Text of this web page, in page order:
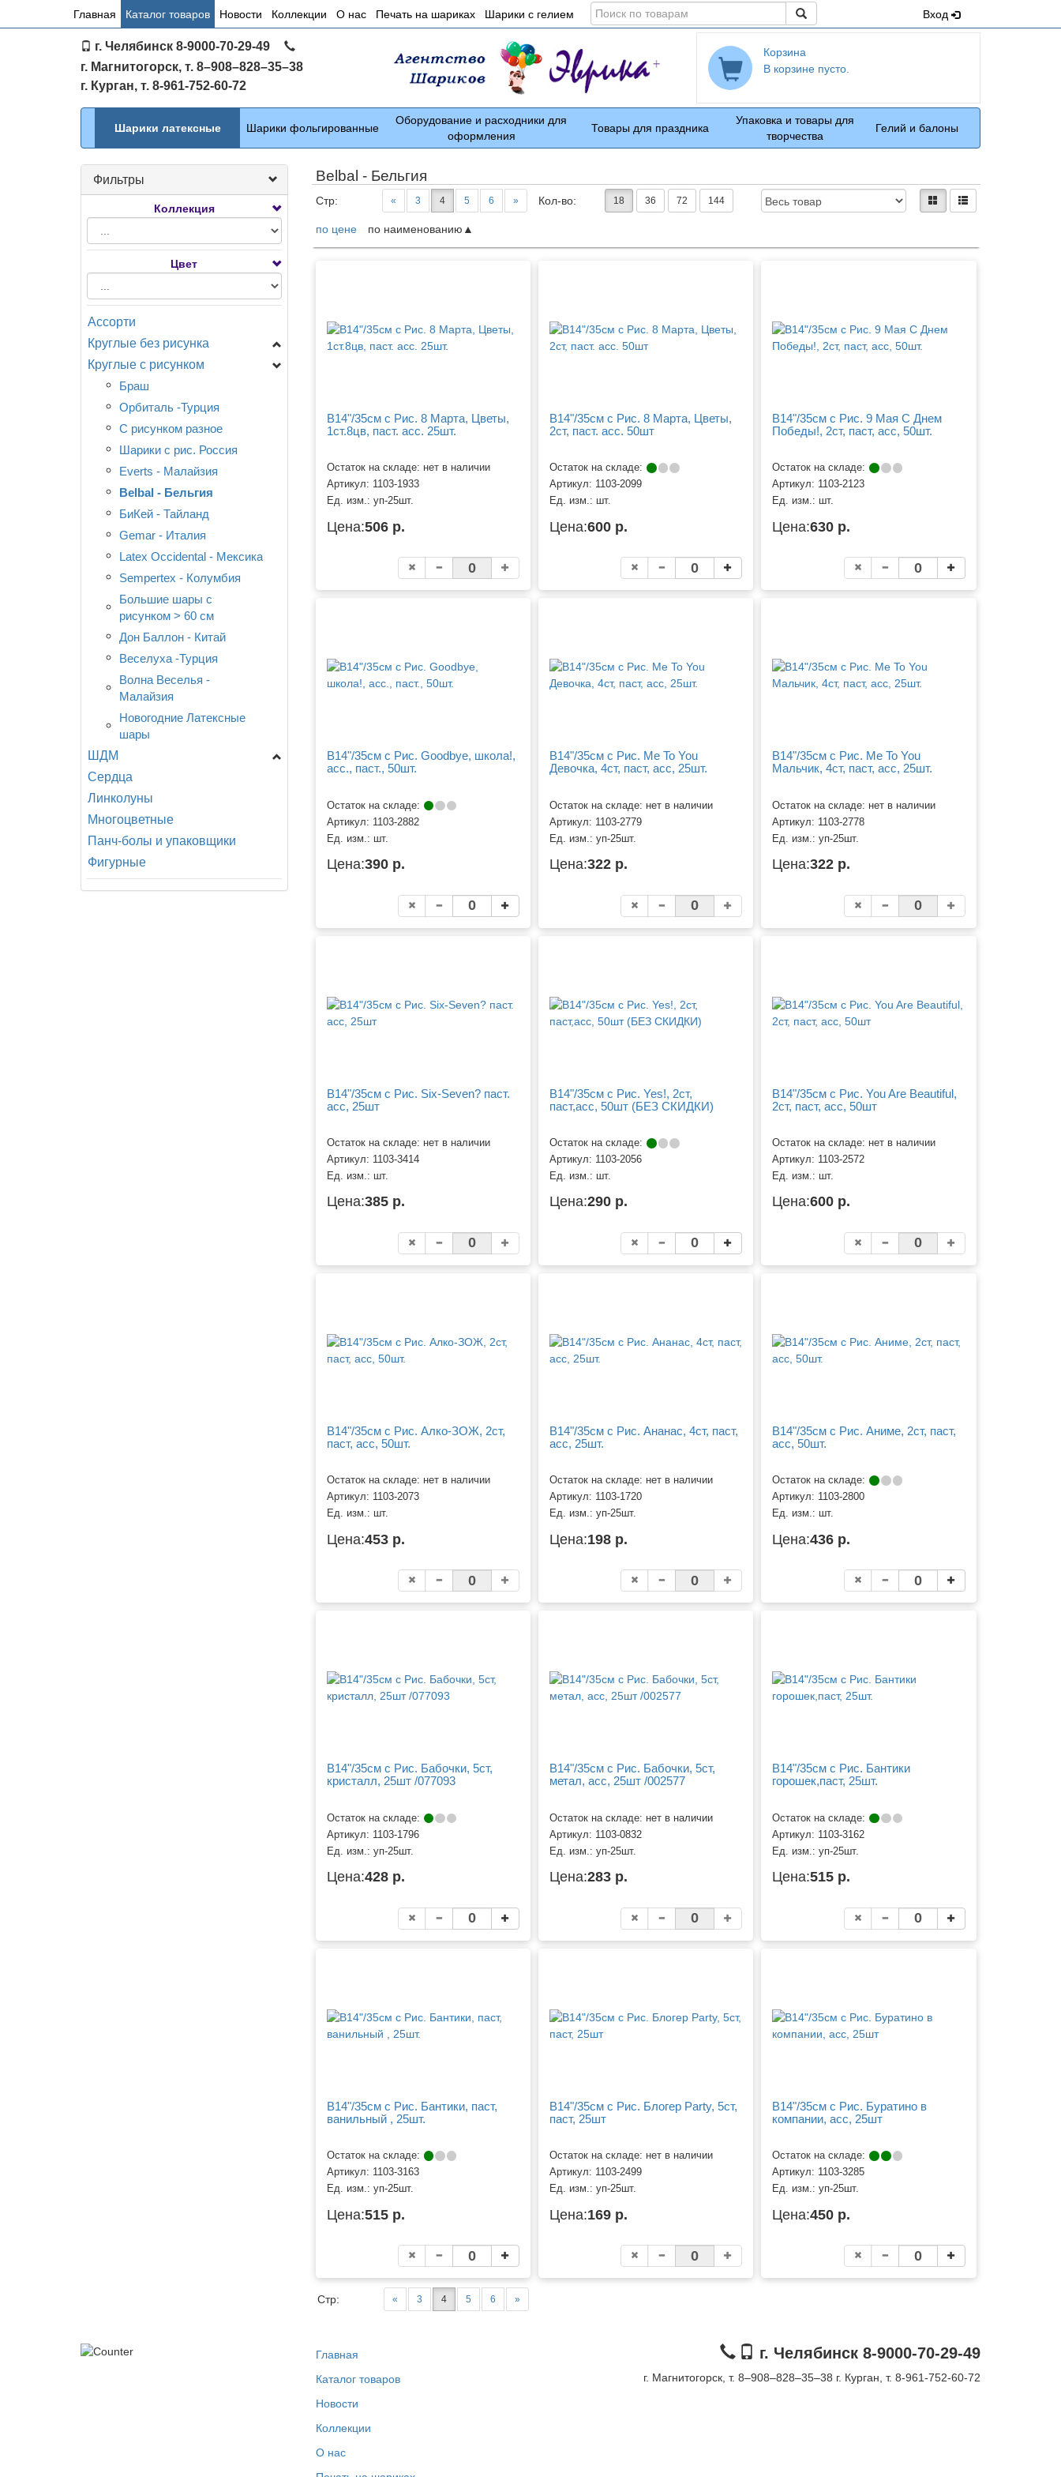
Основное
Главная Каталог товаров Новости Коллекции О нас Печать на шариках Шарики с гелием
Поиск
товарам
Вход
г. Челябинск 8-9000-70-29-49
г. Магнитогорск, т. 8–908–828–35–38
г. Курган, т. 8-961-752-60-72
Корзина
В корзине пусто.
Каталог
Шарики латексные Шарики фольгированные
Оборудование и расходники для
оформления
Товары для праздника
Упаковка и товары для
творчества
Гелий и балоны
Фильтры
Коллекция
Цвет
Ассорти
Круглые без рисунка
05 дюймов (13 см)
09-10 дюймов (23-25 см)
11-12 дюймов (28-30 см)
14 дюймов (35 см)
15-18 дюймов (38-46 см)
Большие шары > 60 см
Хром
Круглые с рисунком
Браш
Орбиталь -Турция
С рисунком разное
Шарики с рис. Россия
Everts - Малайзия
Belbal - Бельгия
БиКей - Тайланд
Gemar - Италия
Latex Occidental - Мексика
Sempertex - Колумбия
Большие шары с
рисунком > 60 см
Дон Баллон - Китай
Веселуха -Турция
Волна Веселья -
Малайзия
Новогодние Латексные
шары
ШДМ
ШДМ Aссорти и С
Рисунком, 160-660
ШДМ M - Латекс
Другие производители,
Сердца
Линколуны
Многоцветные
Панч-болы и упаковщики
Фигурные
Belbal - Бельгия
Стр: « 3 4 5 6 » Кол-во: 18 36 72 144
Доступность: Вид:плиткамирядами
по цене по наименованию
B14"/35см с Рис. 8 Марта, Цветы,
1ст.8цв, паст. асс. 25шт.
Остаток на складе: нет в наличии
Артикул: 1103-1933
Ед. изм.: уп-25шт.
Цена:506 р.
B14"/35см с Рис. 8 Марта, Цветы,
2ст, паст. асс. 50шт
Остаток на складе:
Артикул: 1103-2099
Ед. изм.: шт.
Цена:600 р.
B14"/35см с Рис. 9 Мая С Днем
Победы!, 2ст, паст, асс, 50шт.
Остаток на складе:
Артикул: 1103-2123
Ед. изм.: шт.
Цена:630 р.
B14"/35см с Рис. Goodbye, школа!,
асс., паст., 50шт.
Остаток на складе:
Артикул: 1103-2882
Ед. изм.: шт.
Цена:390 р.
B14"/35см с Рис. Me To You
Девочка, 4ст, паст, асс, 25шт.
Остаток на складе: нет в наличии
Артикул: 1103-2779
Ед. изм.: уп-25шт.
Цена:322 р.
B14"/35см с Рис. Me To You
Мальчик, 4ст, паст, асс, 25шт.
Остаток на складе: нет в наличии
Артикул: 1103-2778
Ед. изм.:уп-25шт.
Цена:322 р.
B14"/35см с Рис. Six-Seven? паст.
асс, 25шт
Остаток на складе: нет в наличии
Артикул: 1103-3414
Ед. изм.: шт.
Цена:385 р.
B14"/35см с Рис. Yes!, 2ст,
паст,асс, 50шт (БЕЗ СКИДКИ)
Остаток на складе:
Артикул: 1103-2056
Ед. изм.: шт.
Цена:290 р.
B14"/35см с Рис. You Are Beautiful,
2ст, паст, асс, 50шт
Остаток на складе: нет в наличии
Артикул: 1103-2572
Ед. изм.: шт.
Цена:600 р.
B14"/35см с Рис. Алко-ЗОЖ, 2ст,
паст, асс, 50шт.
Остаток на складе: нет в наличии
Артикул: 1103-2073
Ед. изм.: шт.
Цена:453 р.
B14"/35см с Рис. Ананас, 4ст, паст,
асс, 25шт.
Остаток на складе: нет в наличии
Артикул: 1103-1720
Ед. изм.: уп-25шт.
Цена:198 р.
B14"/35см с Рис. Аниме, 2ст, паст,
асс, 50шт.
Остаток на складе:
Артикул: 1103-2800
Ед. изм.: шт.
Цена:436 р.
B14"/35см с Рис. Бабочки, 5ст,
кристалл, 25шт /077093
Остаток на складе:
Артикул: 1103-1796
Ед. изм.: уп-25шт.
Цена:428 р.
B14"/35см с Рис. Бабочки, 5ст,
метал, асс, 25шт /002577
Остаток на складе: нет в наличии
Артикул: 1103-0832
Ед. изм.: уп-25шт.
Цена:283 р.
B14"/35см с Рис. Бантики
горошек,паст, 25шт.
Остаток на складе:
Артикул: 1103-3162
Ед. изм.:уп-25шт.
Цена:515 р.
B14"/35см с Рис. Бантики, паст,
ванильный , 25шт.
Остаток на складе:
Артикул: 1103-3163
Ед. изм.: уп-25шт.
Цена:515 р.
B14"/35см с Рис. Блогер Party, 5ст,
паст, 25шт
Остаток на складе: нет в наличии
Артикул: 1103-2499
Ед. изм.: уп-25шт.
Цена:169 р.
B14"/35см с Рис. Буратино в
компании, асс, 25шт
Остаток на складе:
Артикул: 1103-3285
Ед. изм.:уп-25шт.
Цена:450 р.
Стр: « 3 4 5 6 »
Главная
Каталог товаров
Новости
Коллекции
О нас
г. Челябинск 8-9000-70-29-49
г. Магнитогорск, т. 8–908–828–35–38 г. Курган, т. 8-961-752-60-72